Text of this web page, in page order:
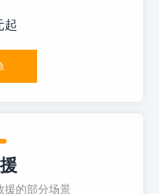
起
援的部分场景